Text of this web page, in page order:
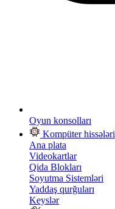
Oyun konsolları
Kompüter hissələri
Ana plata
Videokartlar
Qida Blokları
Soyutma Sistemləri
Yaddaş qurğuları
Keyslər